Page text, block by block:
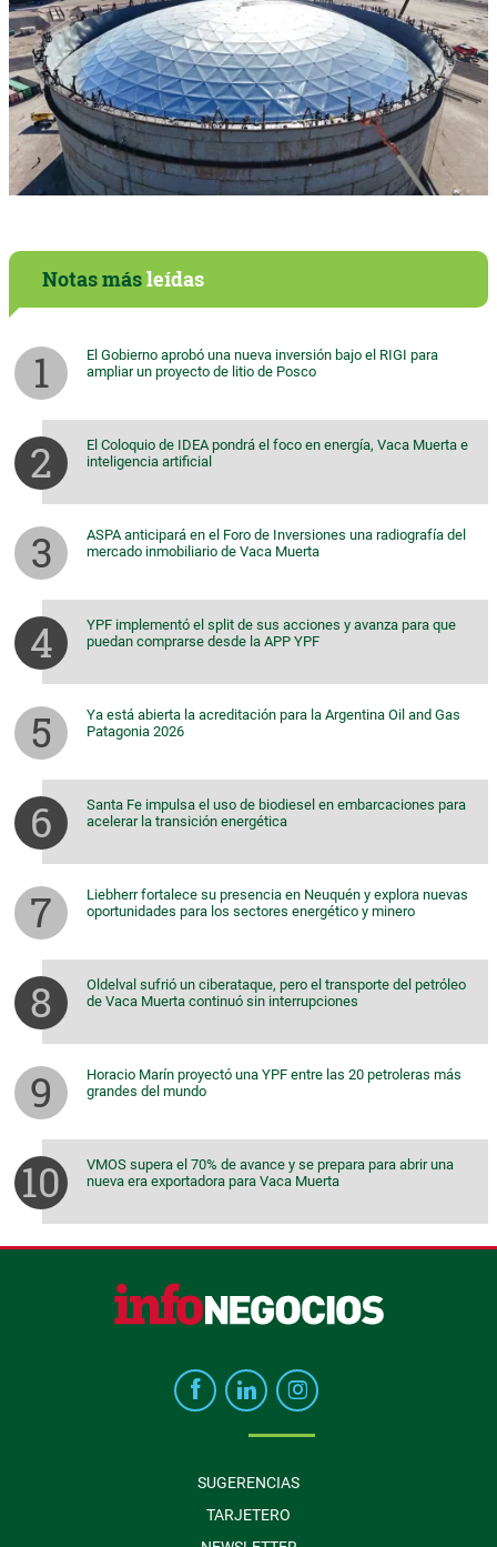
Notas másleídas
El Gobierno aprobó una nueva inversión bajo el RIGI para
ampliar un proyecto de litio de Posco
El Coloquio de IDEA pondrá el foco en energía, Vaca Muerta e
inteligencia artificial
ASPA anticipará en el Foro de Inversiones una radiografía del
mercado inmobiliario de Vaca Muerta
YPF implementó el split de sus acciones y avanza para que
puedan comprarse desde la APP YPF
Ya está abierta la acreditación para la Argentina Oil and Gas
Patagonia 2026
Santa Fe impulsa el uso de biodiesel en embarcaciones para
acelerar la transición energética
Liebherr fortalece su presencia en Neuquén y explora nuevas
oportunidades para los sectores energético y minero
Oldelval sufrió un ciberataque, pero el transporte del petróleo
de Vaca Muerta continuó sin interrupciones
Horacio Marín proyectó una YPF entre las 20 petroleras más
grandes del mundo
VMOS supera el 70% de avance y se prepara para abrir una
nueva era exportadora para Vaca Muerta
SUGERENCIAS
TARJETERO